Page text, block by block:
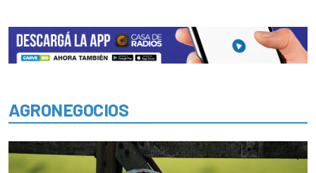
AGRONEGOCIOS